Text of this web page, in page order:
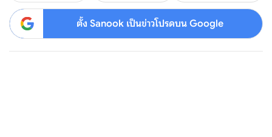
ตั้ง Sanook เป็นข่าวโปรดบน Google